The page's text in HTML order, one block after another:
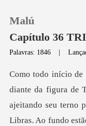
Loja
Malú
Capítulo 36
Palavras: 1846 |
ando seu terno
Libras. Ao fundo